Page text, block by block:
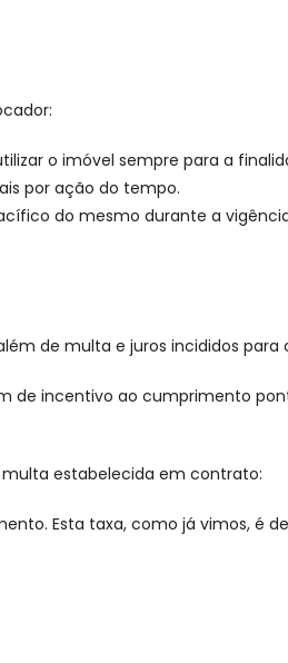
o imóvel sempre para a
por ação do tempo.
do mesmo durante a
de multa e juros incididos para
de incentivo ao cumprimento
multa estabelecida em contrato:
Esta taxa, como já vimos, é